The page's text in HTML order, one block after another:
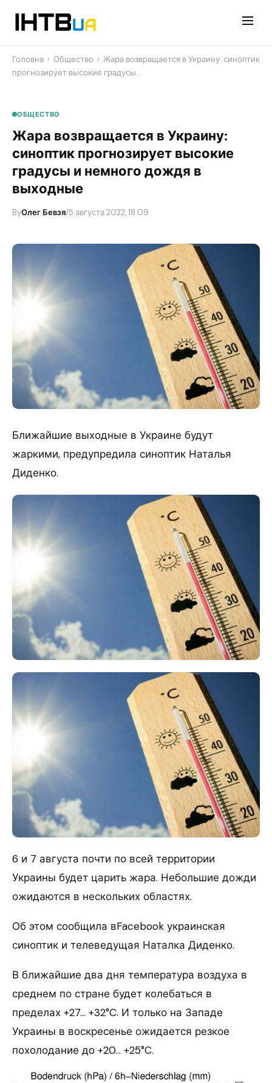
Головна › Общество › Жара возвращается в Украину: синоптик
прогнозирует высокие градусы…
ОБЩЕСТВО
Жара возвращается в Украину:
синоптик прогнозирует высокие
градусы и немного дождя в
выходные
ByОлег Бевзя/5 августа 2022, 18:09
​Ближайшие выходные в Украине будут
жаркими, предупредила синоптик Наталья
Диденко.
6 и 7 августа почти по всей территории
Украины будет царить жара. Небольшие дожди
ожидаются в нескольких областях.
Об этом сообщила вFacebook украинская
синоптик и телеведущая Наталка Диденко.
В ближайшие два дня температура воздуха в
среднем по стране будет колебаться в
пределах +27… +32°C. И только на Западе
Украины в воскресенье ожидается резкое
похолодание до +20… +25°C.